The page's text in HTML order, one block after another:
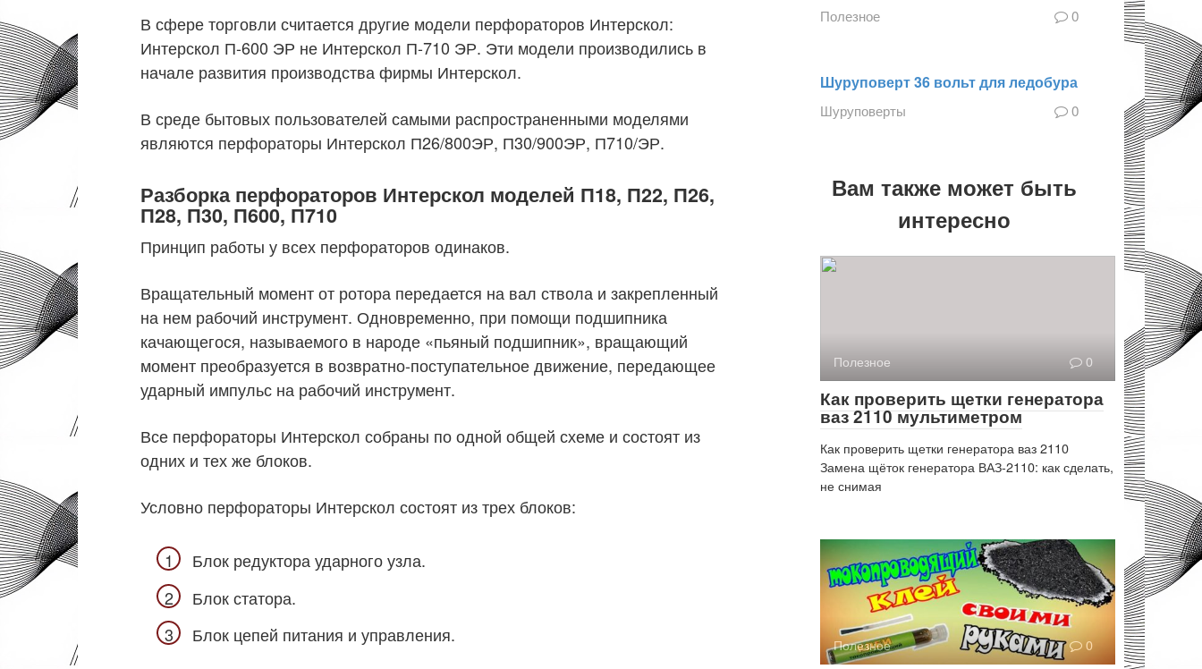
В сфере торговли считается другие модели перфораторов Интерскол:
Интерскол П-600 ЭР не Интерскол П-710 ЭР. Эти модели производились в
начале развития производства фирмы Интерскол.
В среде бытовых пользователей самыми распространенными моделями
являются перфораторы Интерскол П26/800ЭР, П30/900ЭР, П710/ЭР.
Разборкаперфораторов Интерскол моделей П18, П22, П26,
П28, П30, П600, П710
Принцип работы у всех перфораторов одинаков.
Вращательный момент от ротора передается на вал ствола и закрепленный
на нем рабочий инструмент. Одновременно, при помощи подшипника
качающегося, называемого в народе «пьяный подшипник», вращающий
момент преобразуется в возвратно-поступательное движение, передающее
ударный импульс на рабочий инструмент.
Все перфораторы Интерскол собраны по одной общей схеме и состоят из
одних и тех же блоков.
Условно перфораторы Интерскол состоят из трех блоков:
Блок редуктора ударного узла.
Блок статора.
Блок цепей питания и управления.
Полезное 0
Шуруповерт 36 вольт для ледобура
Шуруповерты 0
Вам также может быть
интересно
Полезное 0
Как проверить щетки генератора
ваз 2110 мультиметром
Как проверить щетки генератора ваз 2110
Замена щёток генератора ВАЗ-2110: как сделать,
не снимая
Полезное 0